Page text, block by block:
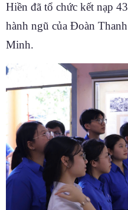
Hiền đã tổ chức kết nạp
hành ngũ của Đoàn
Minh.